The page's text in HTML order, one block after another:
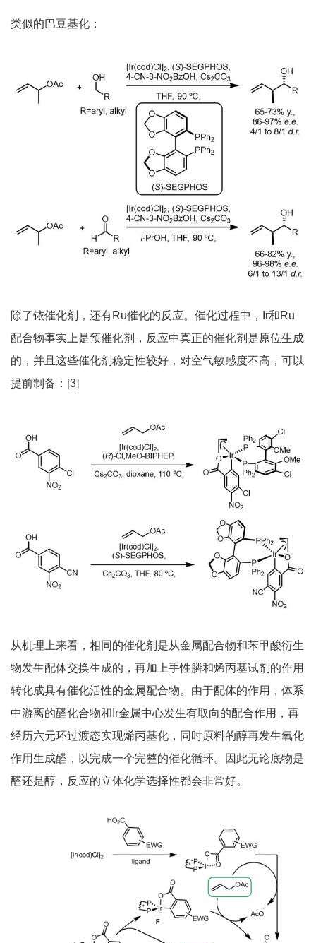
类似的巴豆基化：
除了铱催化剂，还有Ru催化的反应。催化过程中，Ir和Ru
配合物事实上是预催化剂，反应中真正的催化剂是原位生成
的，并且这些催化剂稳定性较好，对空气敏感度不高，可以
提前制备：[3]
从机理上来看，相同的催化剂是从金属配合物和苯甲酸衍生
物发生配体交换生成的，再加上手性膦和烯丙基试剂的作用
转化成具有催化活性的金属配合物。由于配体的作用，体系
中游离的醛化合物和Ir金属中心发生有取向的配合作用，再
经历六元环过渡态实现烯丙基化，同时原料的醇再发生氧化
作用生成醛，以完成一个完整的催化循环。因此无论底物是
醛还是醇，反应的立体化学选择性都会非常好。